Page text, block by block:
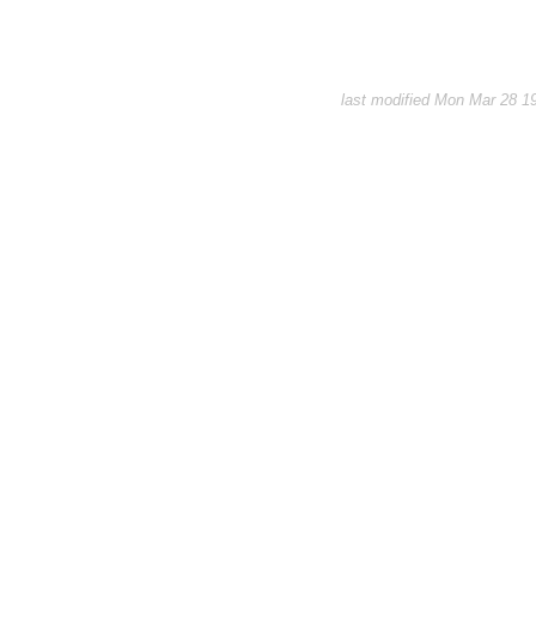
last modified Mon Mar 28